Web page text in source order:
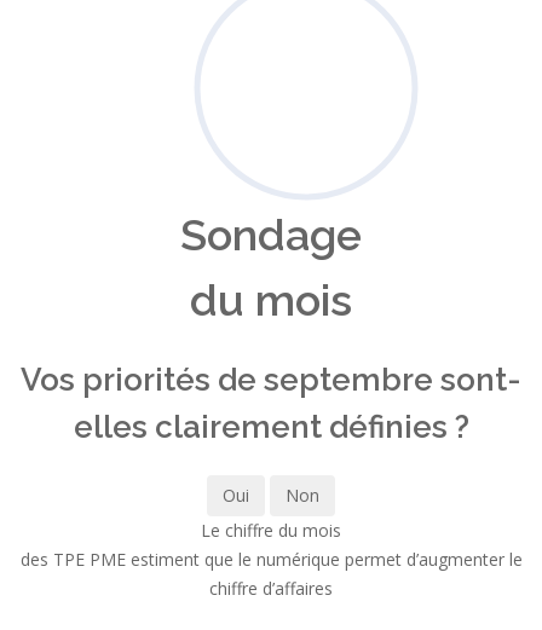
Sondage
du mois
Vos priorités de septembre sont-
elles clairement définies ?
Oui
Non
Le chiffre du mois
des TPE PME estiment que le numérique permet d’augmenter le
chiffre d’affaires